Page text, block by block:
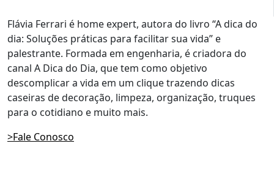
Flávia Ferrari é home expert, autora do livro “A dica do
dia: Soluções práticas para facilitar sua vida” e
palestrante. Formada em engenharia, é criadora do
canal A Dica do Dia, que tem como objetivo
descomplicar a vida em um clique trazendo dicas
caseiras de decoração, limpeza, organização, truques
para o cotidiano e muito mais.
>Fale Conosco